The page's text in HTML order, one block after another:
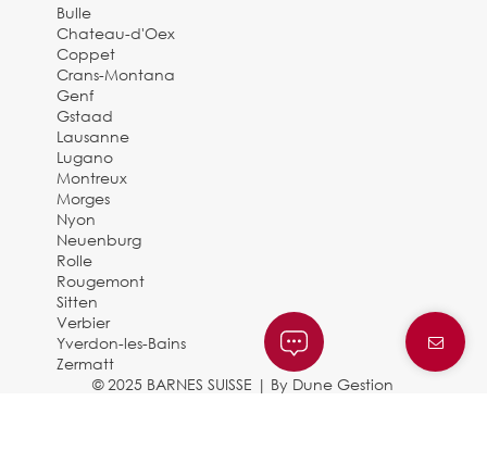
Bulle
Chateau-d'Oex
Coppet
Crans-Montana
Genf
Gstaad
Lausanne
Lugano
Montreux
Morges
Nyon
Neuenburg
Rolle
Rougemont
Sitten
Verbier
Yverdon-les-Bains
Zermatt
© 2025 BARNES SUISSE | By Dune Gestion